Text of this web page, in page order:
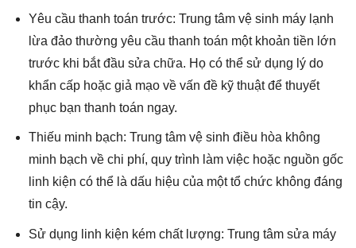
Yêu cầu thanh toán trước: Trung tâm vệ sinh máy lạnh
lừa đảo thường yêu cầu thanh toán một khoản tiền lớn
trước khi bắt đầu sửa chữa. Họ có thể sử dụng lý do
khẩn cấp hoặc giả mạo về vấn đề kỹ thuật để thuyết
phục bạn thanh toán ngay.
Thiếu minh bạch: Trung tâm vệ sinh điều hòa không
minh bạch về chi phí, quy trình làm việc hoặc nguồn gốc
linh kiện có thể là dấu hiệu của một tổ chức không đáng
tin cậy.
Sử dụng linh kiện kém chất lượng: Trung tâm sửa máy